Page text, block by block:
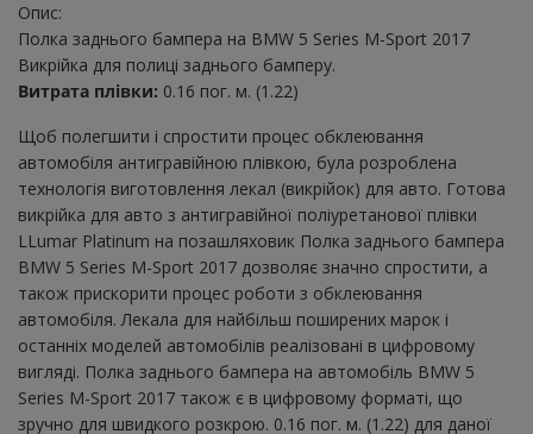
Опис:
Полка заднього бампера на BMW 5 Series M-Sport 2017
Викрійка для полиці заднього бамперу.
Витрата плівки: 0.16 пог. м. (1.22)
Щоб полегшити і спростити процес обклеювання
автомобіля антигравійною плівкою, була розроблена
технологія виготовлення лекал (викрійок) для авто. Готова
викрійка для авто з антигравійної поліуретанової плівки
LLumar Platinum на позашляховик Полка заднього бампера
BMW 5 Series M-Sport 2017 дозволяє значно спростити, а
також прискорити процес роботи з обклеювання
автомобіля. Лекала для найбільш поширених марок і
останніх моделей автомобілів реалізовані в цифровому
вигляді. Полка заднього бампера на автомобіль BMW 5
Series M-Sport 2017 також є в цифровому форматі, що
зручно для швидкого розкрою. 0.16 пог. м. (1.22) для даної